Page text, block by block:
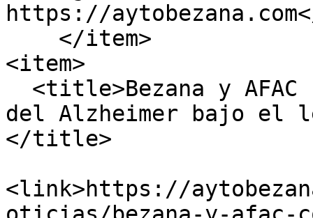
https://
<item>
del Alzheimer bajo el
</title>
<link>https://